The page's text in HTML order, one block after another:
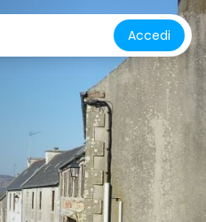
Accedi